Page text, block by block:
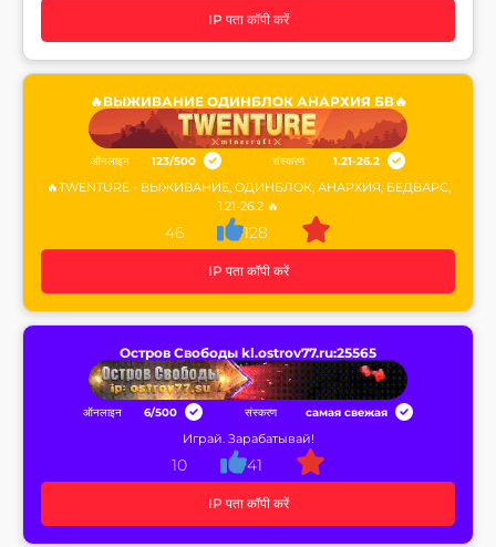
IP पता कॉपी करें
🔥ВЫЖИВАНИЕ ОДИНБЛОК АНАРХИЯ БВ🔥
ऑनलाइन 123/500 संस्करण 1.21-26.2
🔥TWENTURE - ВЫЖИВАНИЕ, ОДИНБЛОК, АНАРХИЯ, БЕДВАРС,
1.21-26.2 🔥
46 128
IP पता कॉपी करें
Остров Свободы kl.ostrov77.ru:25565
ऑनलाइन 6/500 संस्करण самая свежая
Играй. Зарабатывай!
10 41
IP पता कॉपी करें